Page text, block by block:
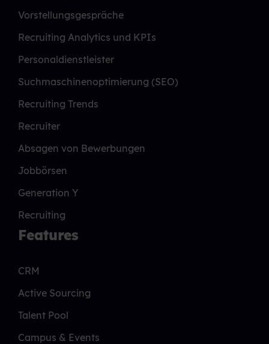
Vorstellungsgespräche
Recruiting Analytics und KPIs
Personaldienstleister
Suchmaschinenoptimierung (SEO)
Recruiting Trends
Recruiter
Absagen von Bewerbungen
Jobbörsen
Generation Y
Recruiting
Features
CRM
Active Sourcing
Talent Pool
Campus & Events